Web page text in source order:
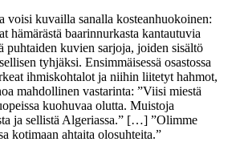
voisi kuvailla sanalla kosteanhuokoinen:
hämärästä baarinnurkasta kantautuvia
puhtaiden kuvien sarjoja, joiden sisältö
tyhjäksi. Ensimmäisessä osastossa
ihmiskohtalot ja niihin liitetyt hahmot,
mahdollinen vastarinta: ”Viisi miestä
kuohuvaa olutta. Muistoja
ja sellistä Algeriassa.” […] ”Olimme
kotimaan ahtaita olosuhteita.”